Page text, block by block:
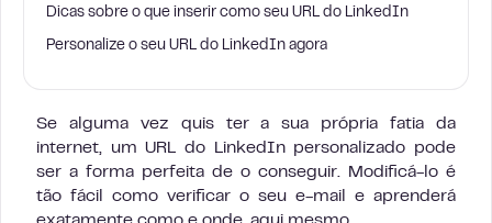
Dicas sobre o que inserir como seu URL do LinkedIn
Personalize o seu URL do LinkedIn agora
Se alguma vez quis ter a sua própria fatia da
internet, um URL do LinkedIn personalizado pode
ser a forma perfeita de o conseguir. Modificá-lo é
tão fácil como verificar o seu e-mail e aprenderá